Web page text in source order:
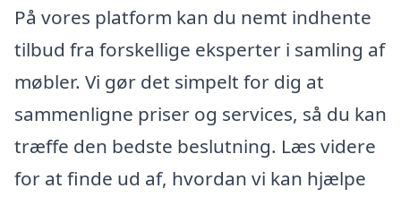
På vores platform kan du nemt indhente
tilbud fra forskellige eksperter i samling af
møbler. Vi gør det simpelt for dig at
sammenligne priser og services, så du kan
træffe den bedste beslutning. Læs videre
for at finde ud af, hvordan vi kan hjælpe